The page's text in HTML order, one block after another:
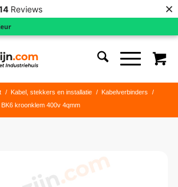
Reviews ×
/ Kabel, stekkers en installatie / Kabelverbinders
/
BK6 kroonklem 400v 4qmm